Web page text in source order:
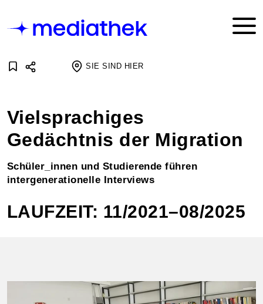
SIE SIND HIER
Vielsprachiges
Gedächtnis der Migration
Schüler_innen und Studierende führen
intergenerationelle Interviews
LAUFZEIT: 11/2021–08/2025